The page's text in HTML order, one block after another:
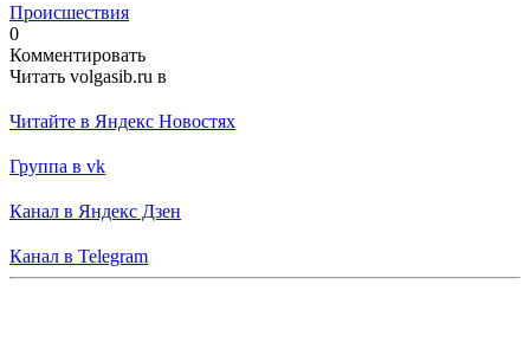
Происшествия
0
Комментировать
Читать volgasib.ru в
Читайте в Яндекс Новостях
Группа в vk
Канал в Яндекс Дзен
Канал в Telegram